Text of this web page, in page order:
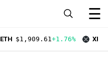
☰
ETH $1,909.61+1.76% XRP